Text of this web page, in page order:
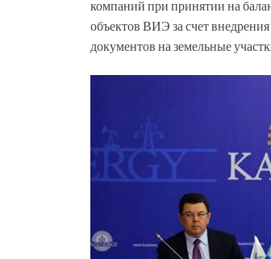
компаний при принятии на
объектов ВИЭ за счет
документов на земельные